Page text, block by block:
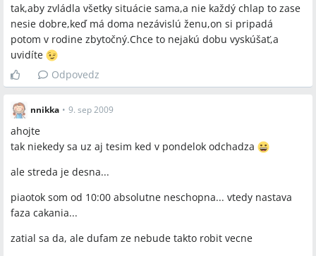
tak,aby zvládla všetky situácie sama,a nie každý chlap to zase
nesie dobre,keď má doma nezávislú ženu,on si pripadá
potom v rodine zbytočný.Chce to nejakú dobu vyskúšať,a
uvidíte
Odpovedz
nnikka • 9. sep 2009
ahojte
tak niekedy sa uz aj tesim ked v pondelok odchadza
ale streda je desna...
piaotok som od 10:00 absolutne neschopna... vtedy nastava
faza cakania...
zatial sa da, ale dufam ze nebude takto robit vecne